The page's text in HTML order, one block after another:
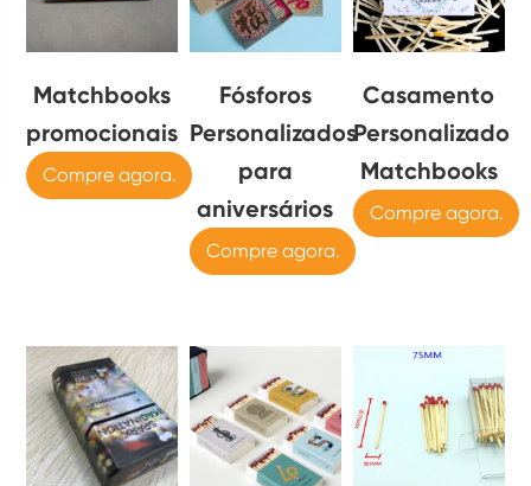
Matchbooks
promocionais
Compre agora.
Fósforos
Personalizados
para
aniversários
Compre agora.
Casamento
Personalizado
Matchbooks
Compre agora.